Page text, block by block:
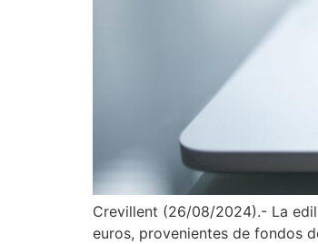
Crevillent (26/08/2024).- La
euros, provenientes de fondos